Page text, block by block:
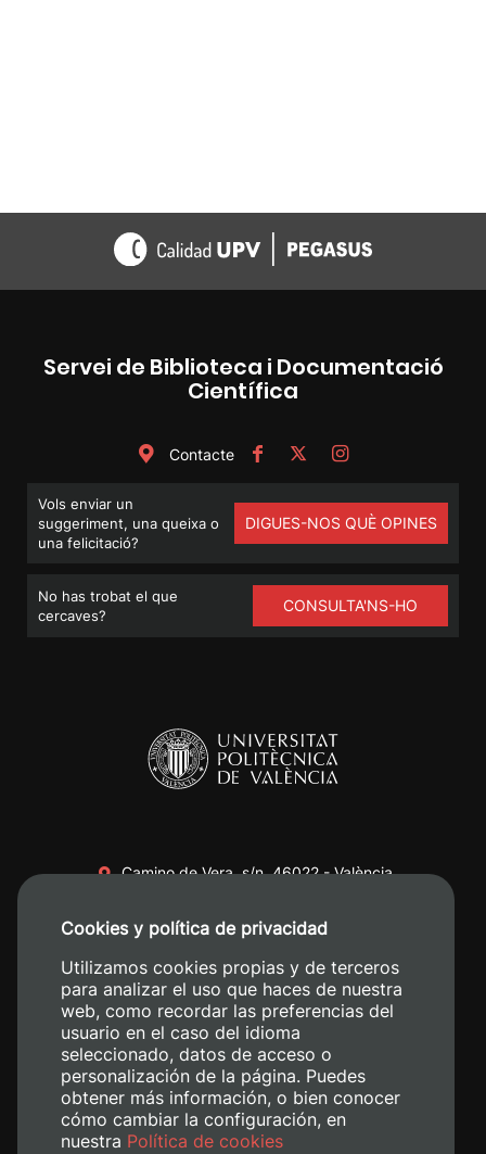
Servei de Biblioteca i Documentació
Científica
Contacte
Vols enviar un
suggeriment, una queixa o
una felicitació?
DIGUES-NOS QUÈ OPINES
No has trobat el que
cercaves?
CONSULTA'NS-HO
Camino de Vera, s/n. 46022 - València
+34 620 04 00 50
Cookies y política de privacidad
Utilizamos cookies propias y de terceros
para analizar el uso que haces de nuestra
web, como recordar las preferencias del
usuario en el caso del idioma
seleccionado, datos de acceso o
personalización de la página. Puedes
obtener más información, o bien conocer
cómo cambiar la configuración, en
nuestra Política de cookies